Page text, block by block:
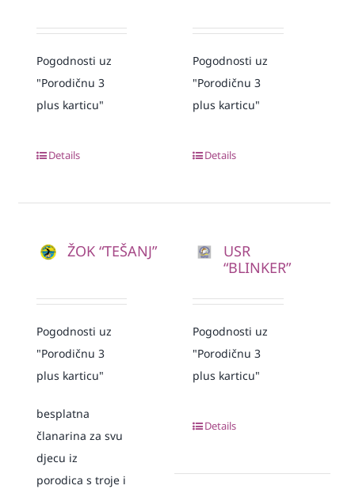
Pogodnosti uz
"Porodičnu 3
plus karticu"
Details
Pogodnosti uz
"Porodičnu 3
plus karticu"
Details
ŽOK “TEŠANJ”
Pogodnosti uz
"Porodičnu 3
plus karticu"
besplatna
članarina za svu
djecu iz
porodica s troje i
USR
“BLINKER”
Pogodnosti uz
"Porodičnu 3
plus karticu"
Details